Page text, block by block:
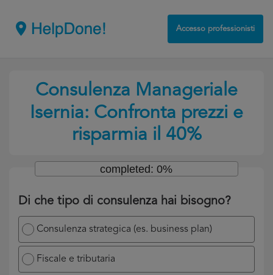
Accesso professionisti
Consulenza Manageriale
Isernia: Confronta prezzi e
risparmia il 40%
Di che tipo di consulenza hai bisogno?
Consulenza strategica (es. business plan)
Fiscale e tributaria
completed: 0%